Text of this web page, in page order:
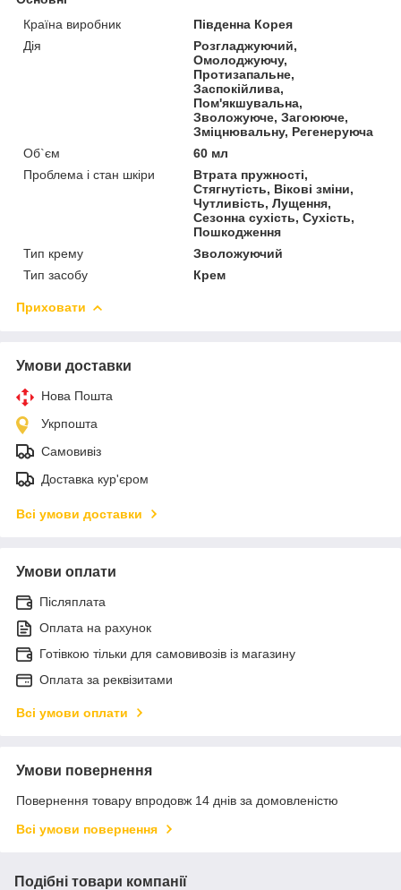
Країна виробник
Південна Корея
Дія
Розгладжуючий,
Омолоджуючу,
Протизапальне,
Заспокійлива,
Пом'якшувальна,
Зволожуюче, Загоююче,
Зміцнювальну, Регенеруюча
Об`єм
60 мл
Проблема і стан шкіри
Втрата пружності,
Стягнутість, Вікові зміни,
Чутливість, Лущення,
Сезонна сухість, Сухість,
Пошкодження
Тип крему
Зволожуючий
Тип засобу
Крем
Приховати
Умови доставки
Нова Пошта
Укрпошта
Самовивіз
Доставка кур'єром
Всі умови доставки
Умови оплати
Післяплата
Оплата на рахунок
Готівкою тільки для самовивозів із магазину
Оплата за реквізитами
Всі умови оплати
Умови повернення
Повернення товару впродовж 14 днів за домовленістю
Всі умови повернення
Подібні товари компанії